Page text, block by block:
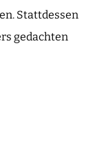
Stattdessen
gedachten